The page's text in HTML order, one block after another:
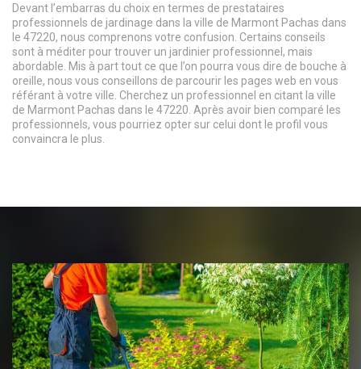
Devant l’embarras du choix en termes de prestataires
professionnels de jardinage dans la ville de Marmont Pachas dans
le 47220, nous comprenons votre confusion. Certains conseils
sont à méditer pour trouver un jardinier professionnel, mais
abordable. Mis à part tout ce que l’on pourra vous dire de bouche à
oreille, nous vous conseillons de parcourir les pages web en vous
référant à votre ville. Cherchez un professionnel en citant la ville
de Marmont Pachas dans le 47220. Après avoir bien comparé les
professionnels, vous pourriez opter sur celui dont le profil vous
convaincra le plus.